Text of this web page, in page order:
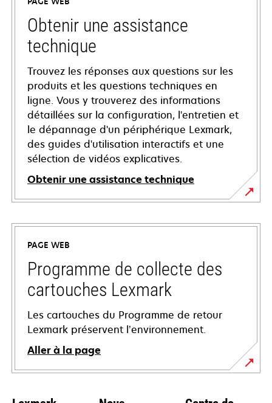
Obtenir une assistance
technique
Trouvez les réponses aux questions sur les
produits et les questions techniques en
ligne. Vous y trouverez des informations
détaillées sur la configuration, l'entretien et
le dépannage d'un périphérique Lexmark,
des guides d'utilisation interactifs et une
sélection de vidéos explicatives.
Obtenir une assistance technique
s’ouvre
dans
nouvel
onglet
PAGE WEB
Programme de collecte des
cartouches Lexmark
Les cartouches du Programme de retour
Lexmark préservent l’environnement.
Aller à la page